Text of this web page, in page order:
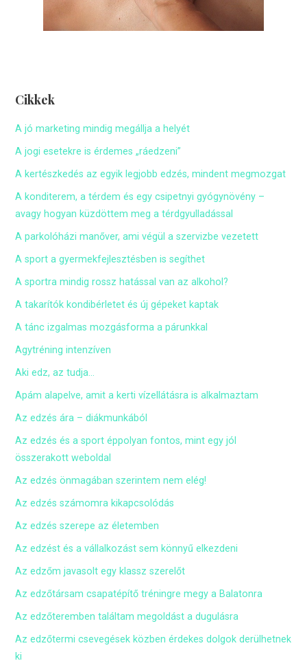
Cikkek
A jó marketing mindig megállja a helyét
A jogi esetekre is érdemes „ráedzeni”
A kertészkedés az egyik legjobb edzés, mindent megmozgat
A konditerem, a térdem és egy csipetnyi gyógynövény –
avagy hogyan küzdöttem meg a térdgyulladással
A parkolóházi manőver, ami végül a szervizbe vezetett
A sport a gyermekfejlesztésben is segíthet
A sportra mindig rossz hatással van az alkohol?
A takarítók kondibérletet és új gépeket kaptak
A tánc izgalmas mozgásforma a párunkkal
Agytréning intenzíven
Aki edz, az tudja…
Apám alapelve, amit a kerti vízellátásra is alkalmaztam
Az edzés ára – diákmunkából
Az edzés és a sport éppolyan fontos, mint egy jól
összerakott weboldal
Az edzés önmagában szerintem nem elég!
Az edzés számomra kikapcsolódás
Az edzés szerepe az életemben
Az edzést és a vállalkozást sem könnyű elkezdeni
Az edzőm javasolt egy klassz szerelőt
Az edzőtársam csapatépítő tréningre megy a Balatonra
Az edzőteremben találtam megoldást a dugulásra
Az edzőtermi csevegések közben érdekes dolgok derülhetnek
ki